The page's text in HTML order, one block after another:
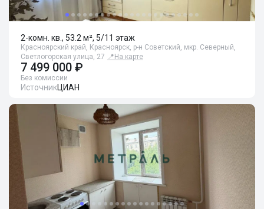
2-комн. кв., 53.2 м², 5/11 этаж
Красноярский край, Красноярск, р-н Советский, мкр. Северный,
Светлогорская улица, 27 📍 На карте
7 499 000 ₽
Без комиссии
ИсточникЦИАН